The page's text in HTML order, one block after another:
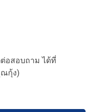
อสอบถาม ได้ที่
ณกุ้ง)
วขั้วE27 TSP ชิ้น